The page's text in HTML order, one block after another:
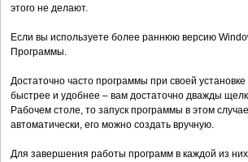
этого не делают.
Если вы используете более раннюю версию
Программы.
Достаточно часто программы при своей
быстрее и удобнее – вам достаточно дважды
Рабочем столе, то запуск программы в этом
автоматически, его можно создать вручную.
Для завершения работы программ в каждой из